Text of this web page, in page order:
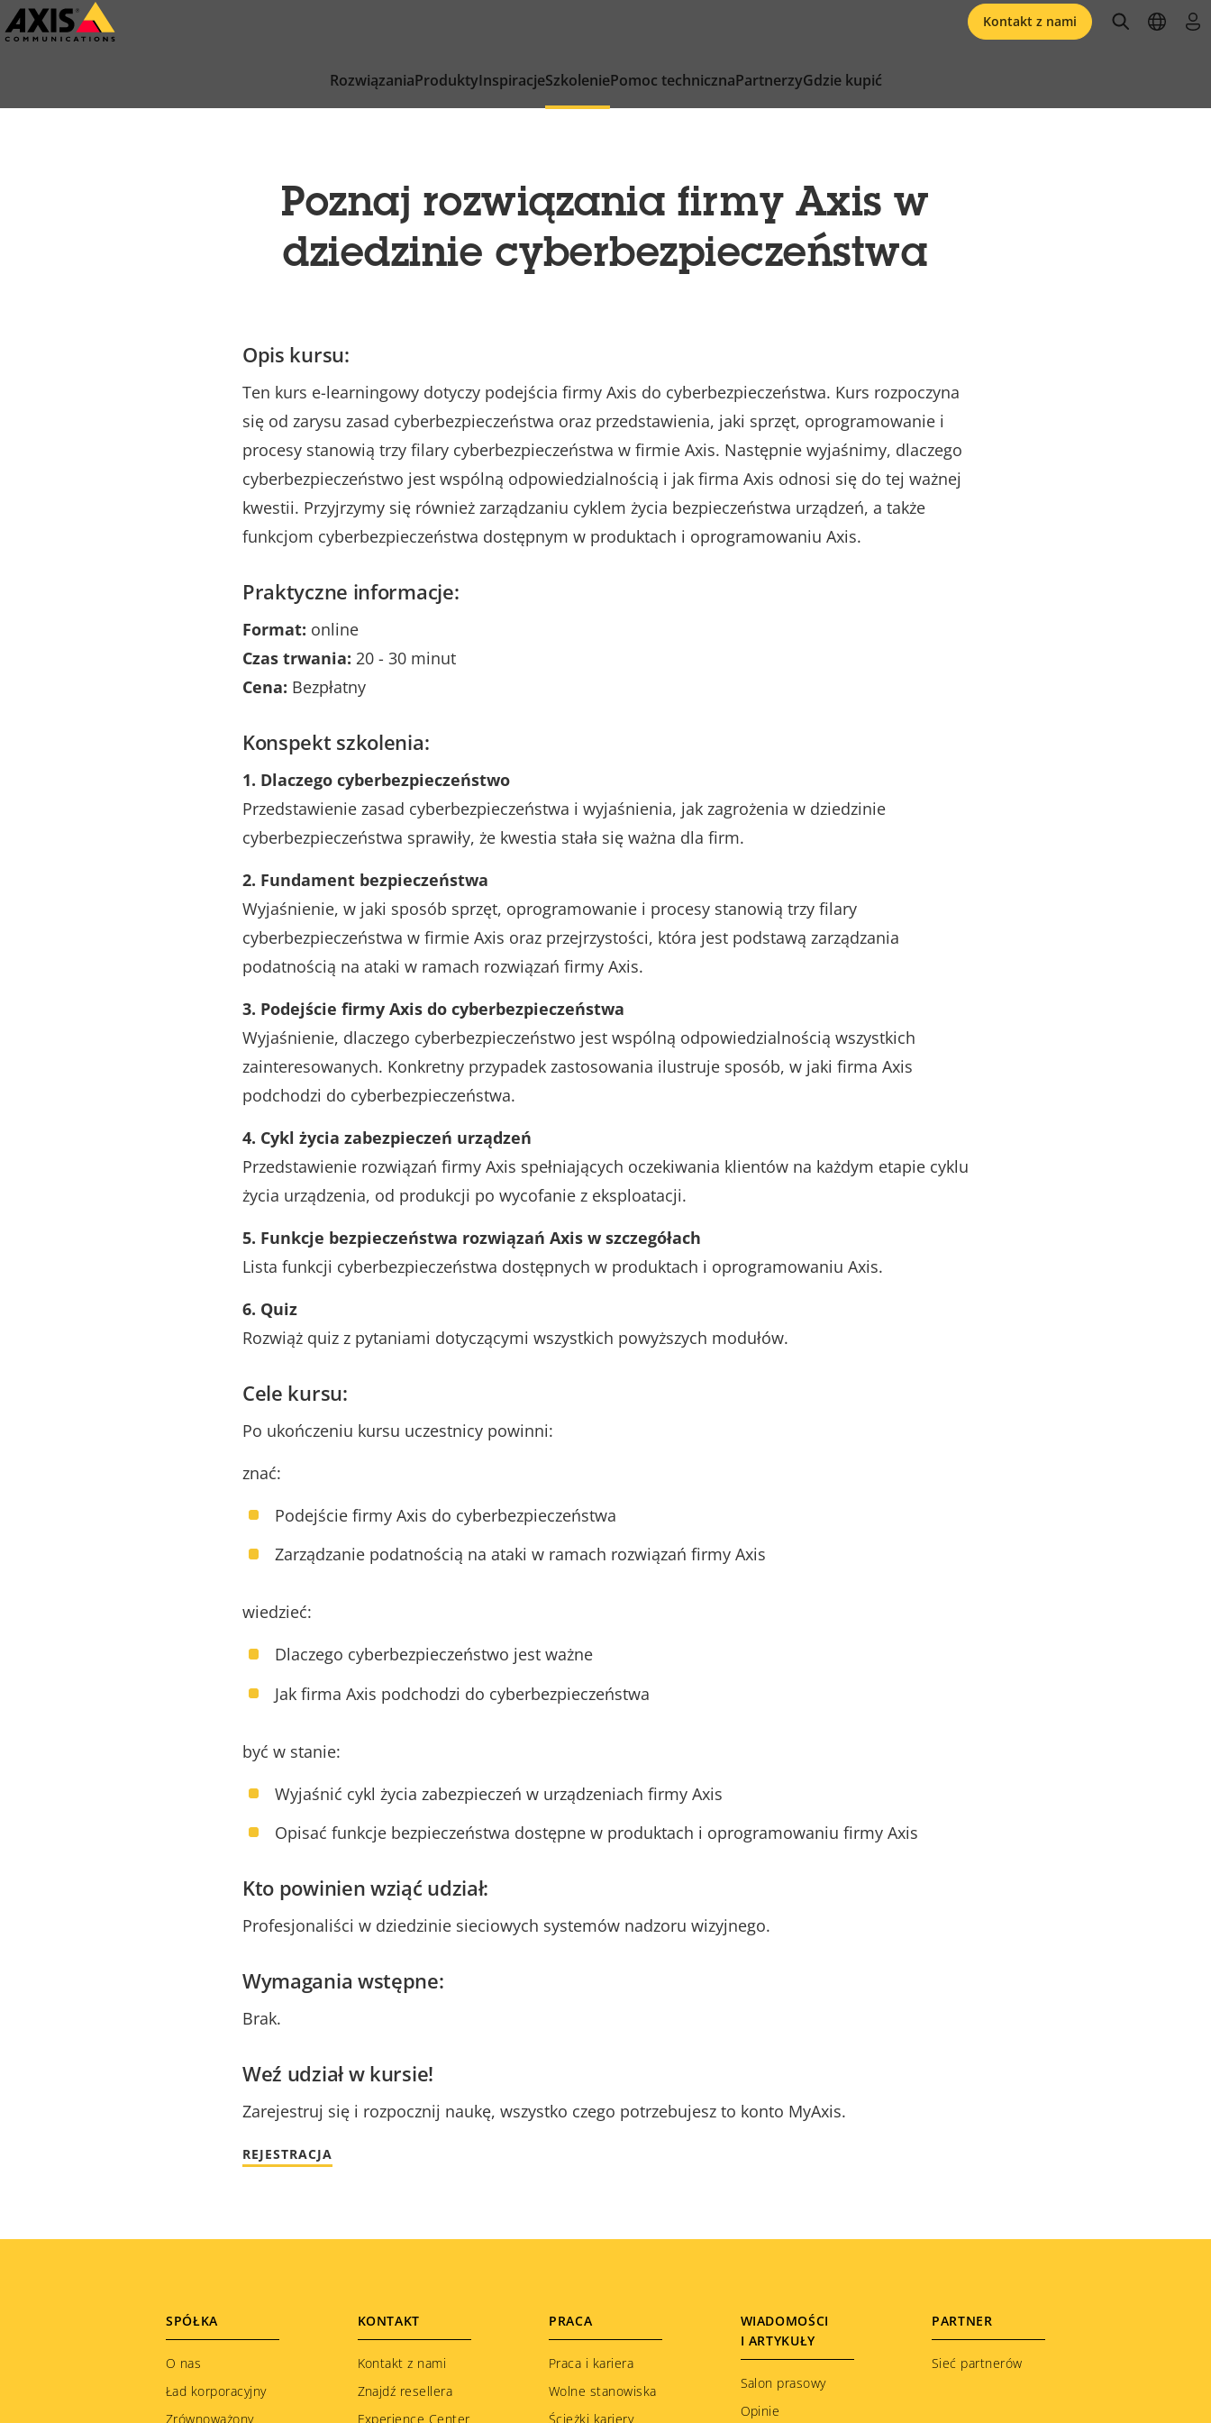
Przejdź
do
RozwiązaniaProduktyInspiracjeSzkoleniePomoc technicznaPartnerzyGdzie kupić
Kontakt z nami openopen
Poznaj rozwiązania firmy Axis w
dziedzinie cyberbezpieczeństwa
Opis kursu:
Ten kurs e-learningowy dotyczy podejścia firmy Axis do cyberbezpieczeństwa. Kurs rozpoczyna
się od zarysu zasad cyberbezpieczeństwa oraz przedstawienia, jaki sprzęt, oprogramowanie i
procesy stanowią trzy filary cyberbezpieczeństwa w firmie Axis. Następnie wyjaśnimy, dlaczego
cyberbezpieczeństwo jest wspólną odpowiedzialnością i jak firma Axis odnosi się do tej ważnej
kwestii. Przyjrzymy się również zarządzaniu cyklem życia bezpieczeństwa urządzeń, a także
funkcjom cyberbezpieczeństwa dostępnym w produktach i oprogramowaniu Axis.
Praktyczne informacje:
Format: online
Czas trwania: 20 - 30 minut
Cena: Bezpłatny
Konspekt szkolenia:
1. Dlaczego cyberbezpieczeństwo
Przedstawienie zasad cyberbezpieczeństwa i wyjaśnienia, jak zagrożenia w dziedzinie
cyberbezpieczeństwa sprawiły, że kwestia stała się ważna dla firm.
2. Fundament bezpieczeństwa
Wyjaśnienie, w jaki sposób sprzęt, oprogramowanie i procesy stanowią trzy filary
cyberbezpieczeństwa w firmie Axis oraz przejrzystości, która jest podstawą zarządzania
podatnością na ataki w ramach rozwiązań firmy Axis.
3. Podejście firmy Axis do cyberbezpieczeństwa
Wyjaśnienie, dlaczego cyberbezpieczeństwo jest wspólną odpowiedzialnością wszystkich
zainteresowanych. Konkretny przypadek zastosowania ilustruje sposób, w jaki firma Axis
podchodzi do cyberbezpieczeństwa.
4. Cykl życia zabezpieczeń urządzeń
Przedstawienie rozwiązań firmy Axis spełniających oczekiwania klientów na każdym etapie cyklu
życia urządzenia, od produkcji po wycofanie z eksploatacji.
5. Funkcje bezpieczeństwa rozwiązań Axis w szczegółach
Lista funkcji cyberbezpieczeństwa dostępnych w produktach i oprogramowaniu Axis.
6. Quiz
Rozwiąż quiz z pytaniami dotyczącymi wszystkich powyższych modułów.
Cele kursu:
Po ukończeniu kursu uczestnicy powinni:
znać:
Podejście firmy Axis do cyberbezpieczeństwa
Zarządzanie podatnością na ataki w ramach rozwiązań firmy Axis
wiedzieć:
Dlaczego cyberbezpieczeństwo jest ważne
Jak firma Axis podchodzi do cyberbezpieczeństwa
być w stanie:
Wyjaśnić cykl życia zabezpieczeń w urządzeniach firmy Axis
Opisać funkcje bezpieczeństwa dostępne w produktach i oprogramowaniu firmy Axis
Kto powinien wziąć udział:
Profesjonaliści w dziedzinie sieciowych systemów nadzoru wizyjnego.
Wymagania wstępne:
Brak.
Weź udział w kursie!
Zarejestruj się i rozpocznij naukę, wszystko czego potrzebujesz to konto MyAxis.
REJESTRACJA
Footer
menu
SPÓŁKA
O nas
Ład korporacyjny
Zrównoważony
KONTAKT
Kontakt z nami
Znajdź resellera
Experience Center
PRACA
Praca i kariera
Wolne stanowiska
Ścieżki kariery
WIADOMOŚCI
I ARTYKUŁY
Salon prasowy
Opinie
PARTNER
Sieć partnerów